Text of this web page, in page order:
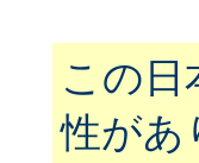
この
性があ